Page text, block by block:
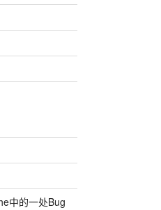
中的一处Bug